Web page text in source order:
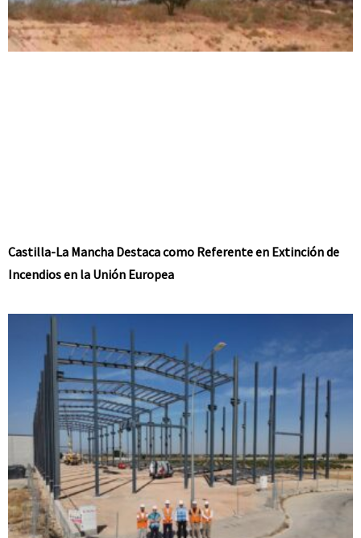
Castilla-La Mancha Destaca como Referente en Extinción de
Incendios en la Unión Europea